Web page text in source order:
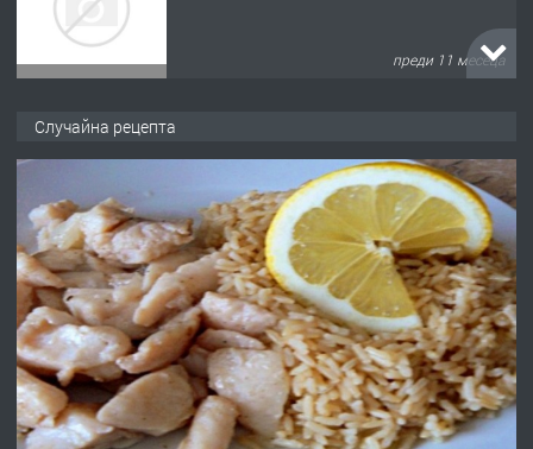
преди 11 месеца
преди 1 година
ПРЕДЛАГА Работа за общи работници
преди 1 година
ПРЕДЛАГА
Първи поход "По стъпките на Ангел
Случайна рецепта